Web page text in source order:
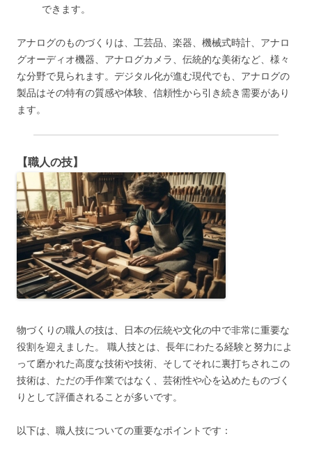
できます。
アナログのものづくりは、工芸品、楽器、機械式時計、アナロ
グオーディオ機器、アナログカメラ、伝統的な美術など、様々
な分野で見られます。デジタル化が進む現代でも、アナログの
製品はその特有の質感や体験、信頼性から引き続き需要があり
ます。
【職人の技】
物づくりの職人の技は、日本の伝統や文化の中で非常に重要な
役割を迎えました。 職人技とは、長年にわたる経験と努力によ
って磨かれた高度な技術や技術、そしてそれに裏打ちされこの
技術は、ただの手作業ではなく、芸術性や心を込めたものづく
りとして評価されることが多いです。
以下は、職人技についての重要なポイントです：